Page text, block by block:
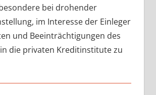
bei drohender
im Interesse der Einleger
und Beeinträchtigungen des
die privaten Kreditinstitute zu